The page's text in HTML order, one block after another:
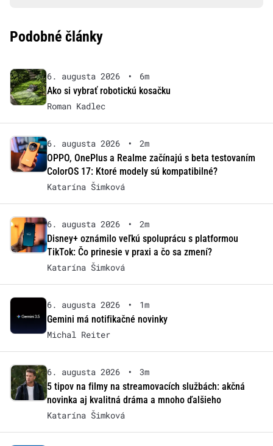
Podobné články
6. augusta 2026 •
6m
Ako si vybrať robotickú kosačku
Roman Kadlec
6. augusta 2026 •
2m
OPPO, OnePlus a Realme začínajú s beta testovaním
ColorOS 17: Ktoré modely sú kompatibilné?
Katarína Šimková
6. augusta 2026 •
2m
Disney+ oznámilo veľkú spoluprácu s platformou
TikTok: Čo prinesie v praxi a čo sa zmení?
Katarína Šimková
6. augusta 2026 •
1m
Gemini má notifikačné novinky
Michal Reiter
6. augusta 2026 •
3m
5 tipov na filmy na streamovacích službách: akčná
novinka aj kvalitná dráma a mnoho ďalšieho
Katarína Šimková